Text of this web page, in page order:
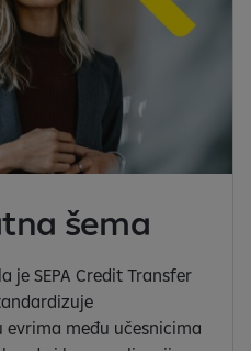
šema
je SEPA Credit Transfer
među učesnicima